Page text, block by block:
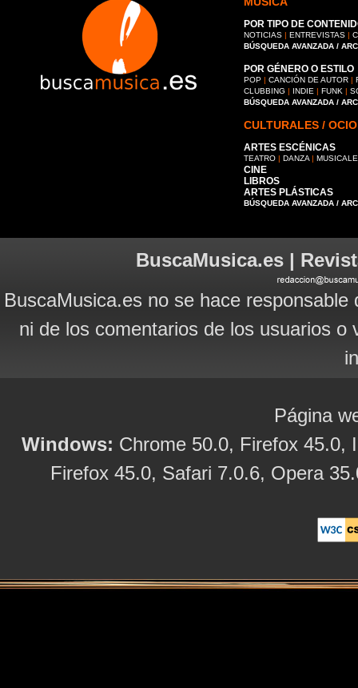
POR TIPO DE
NOTICIAS | ENTREVISTAS |
BÚSQUEDA AVANZADA /
POR GÉNERO O ESTILO
POP | CANCIÓN DE AUTOR |
CLUBBING | INDIE | FUNK |
BÚSQUEDA AVANZADA /
CULTURALES / OCIO
ARTES ESCÉNICAS
TEATRO | DANZA |
CINE
LIBROS
ARTES PLÁSTICAS
BÚSQUEDA AVANZADA /
BuscaMusica.es |
BuscaMusica.es no se hace
ni de los comentarios de los usuarios
Página
Windows: Chrome 50.0, Firefox 45.0,
Firefox 45.0, Safari 7.0.6, Opera